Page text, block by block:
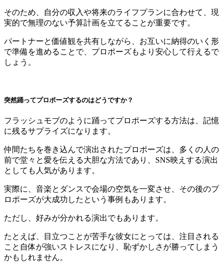
そのため、自分の収入や将来のライフプランに合わせて、現
実的で無理のない予算計画を立てることが重要です。
パートナーと価値観を共有しながら、お互いに納得のいく形
で準備を進めることで、プロポーズもより安心して行えるで
しょう。
突然踊ってプロポーズするのはどうですか？
フラッシュモブのように踊ってプロポーズする方法は、記憶
に残るサプライズになります。
仲間たちを巻き込んで演出されたプロポーズは、多くの人の
前で堂々と愛を伝える大胆な方法であり、SNS映えする演出
としても人気があります。
実際に、音楽とダンスで会場の空気を一変させ、その後のプ
ロポーズが大成功したという事例もあります。
ただし、好みが分かれる演出でもあります。
たとえば、目立つことが苦手な彼女にとっては、注目される
こと自体が強いストレスになり、恥ずかしさが勝ってしまう
かもしれません。